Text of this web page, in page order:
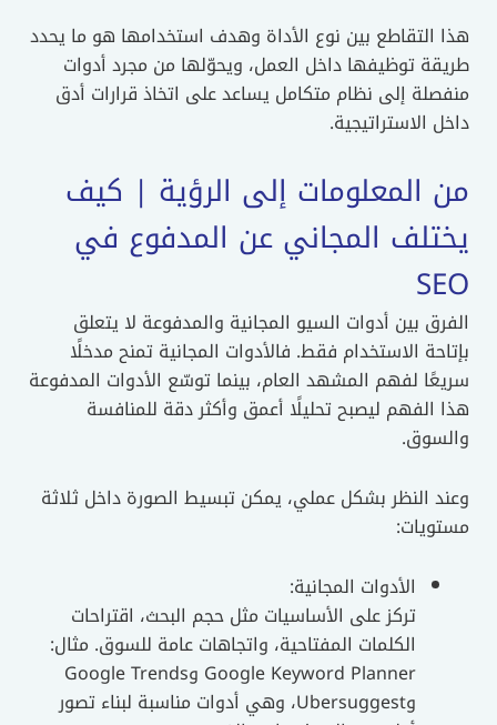
التقاطع بين نوع الأداة وهدف استخدامها هو ما يحدد
توظيفها داخل العمل، ويحوّلها من مجرد أدوات
إلى نظام متكامل يساعد على اتخاذ قرارات أدق
الاستراتيجية.
المعلومات إلى الرؤية | كيف
المجاني عن المدفوع في
بين أدوات السيو المجانية والمدفوعة لا يتعلق
الاستخدام فقط. فالأدوات المجانية تمنح مدخلًا
لفهم المشهد العام، بينما توسّع الأدوات المدفوعة
ليصبح تحليلًا أعمق وأكثر دقة للمنافسة
النظر بشكل عملي، يمكن تبسيط الصورة داخل ثلاثة
الأدوات المجانية:
تركز على الأساسيات مثل حجم البحث، اقتراحات
الكلمات المفتاحية، واتجاهات عامة للسوق. مثال:
Google Keyword Planner وGoogle Trends
وUbersuggest، وهي أدوات مناسبة لبناء تصور